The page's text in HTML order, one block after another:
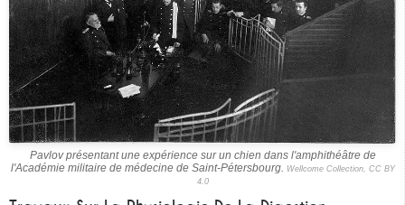
Pavlov présentant une expérience sur un chien dans l'amphithéâtre de
l'Académie militaire de médecine de Saint-Pétersbourg. Wellcome Collection, CC BY
4.0